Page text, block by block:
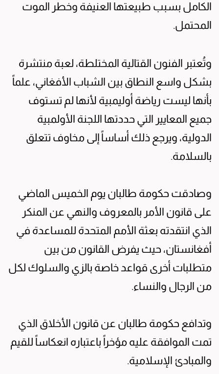
الكامل بسبب طبيعتها العنيفة وخطر الموت
المحتمل.
وتُعتبر الفنون القتالية المختلطة، لعبة منتشرة
بشكل واسع النطاق بين الشباب الأفغاني، علماً
بأنها ليست رياضة أوليمبية لأنها لم تستوف
جميع المعايير التي حددتها اللجنة الأولمبية
الدولية، ويرجع ذلك أساساً إلى مخاوف تتعلق
بالسلامة.
وصادقت حكومة طالبان يوم الخميس الماضي
على قانون الأمر بالمعروف والنهي عن المنكر
الذي انتقدته بعثة الأمم المتحدة للمساعدة في
أفغانستان، حيث يفرض القانون من بين
متطلبات أخرى قواعد خاصة بالزي والسلوك لكل
من الرجال والنساء.
وتدافع حكومة طالبان عن قانون الأخلاق الذي
تمت الموافقة عليه مؤخراً باعتباره انعكاساً للقيم
والمبادئ الإسلامية.